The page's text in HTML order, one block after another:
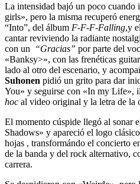
La intensidad bajó un poco
girls», pero la misma recuperó
“Into”, del álbum F-F-F-Falling,y
cantar reviviendo la radiante
con un
“Gracias” por parte del
«Banksy>», con las frenéticas
lado al otro del escenario, y
Suhonen pidió un grito para dar
You» y seguirse con «In my Life»,
hoc al video original y la letra de la
El momento cúspide llegó al sonar
Shadows» y apareció el logo
hojas , transformándo el concierto
de la banda y del rock alternativo,
carrera.